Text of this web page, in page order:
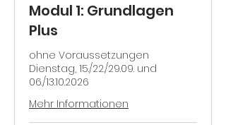
Modul 1: Grundlagen
Plus
ohne Voraussetzungen
Dienstag, 15./22./29.09. und
06./13.10.2026
Mehr Informationen